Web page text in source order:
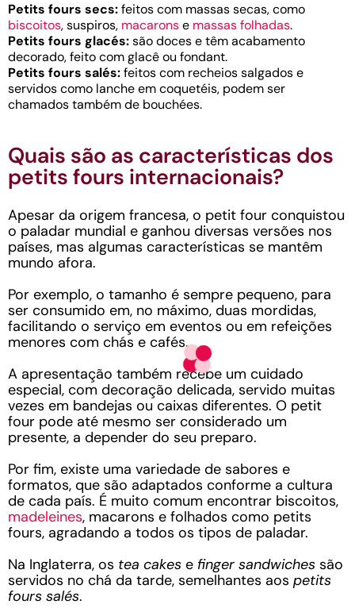
Petits fours secs:feitos com massas secas, como
biscoitos, suspiros, macaronse massas folhadas.
Petits fours glacés:são doces e têm acabamento
decorado, feito com glacê ou fondant.
Petits fours salés:feitos com recheios salgados e
servidos como lanche em coquetéis, podem ser
chamados também de bouchées.
Quais são as características dos
petits fours internacionais?
Apesar da origem francesa, o petit four conquistou
o paladar mundial e ganhou diversas versões nos
países, mas algumas características se mantêm
mundo afora.
Por exemplo, o tamanho é sempre pequeno, para
ser consumido em, no máximo, duas mordidas,
facilitando o serviço em eventos ou em refeições
menores com chás e cafés.
A apresentação também recebe um cuidado
especial, com decoração delicada, servido muitas
vezes em bandejas ou caixas diferentes. O petit
four pode até mesmo ser considerado um
presente, a depender do seu preparo.
Por fim, existe uma variedade de sabores e
formatos, que são adaptados conforme a cultura
de cada país. É muito comum encontrar biscoitos,
madeleines, macarons e folhados como petits
fours, agradando a todos os tipos de paladar.
Na Inglaterra, os tea cakes e finger sandwiches são
servidos no chá da tarde, semelhantes aos petits
fours salés.